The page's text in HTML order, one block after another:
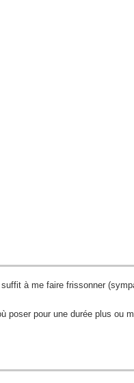
à me faire frissonner
poser pour une durée plus ou